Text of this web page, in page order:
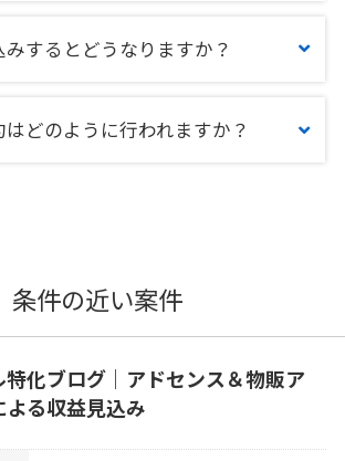
みするとどうなりますか？
はどのように行われますか？
条件の近い案件
化ブログ｜アドセンス＆物販ア
る収益見込み